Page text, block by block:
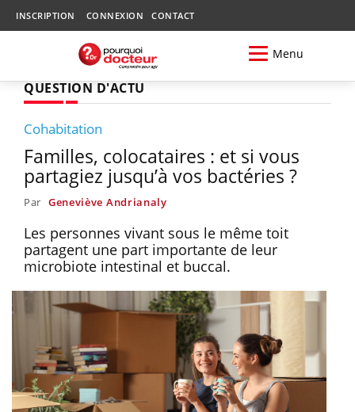
INSCRIPTION CONNEXION CONTACT
Menu
QUESTION D'ACTU
Cohabitation
Familles, colocataires : et si vous
partagiez jusqu’à vos bactéries ?
Par Geneviève Andrianaly
Les personnes vivant sous le même toit
partagent une part importante de leur
microbiote intestinal et buccal.